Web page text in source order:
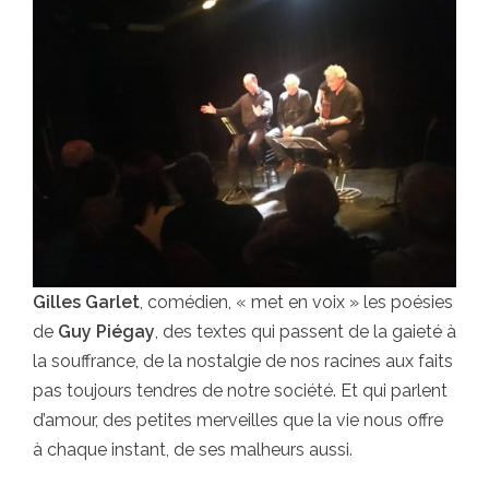
Gilles Garlet, comédien, « met en voix » les poésies
de Guy Piégay, des textes qui passent de la gaieté à
la souffrance, de la nostalgie de nos racines aux faits
pas toujours tendres de notre société. Et qui parlent
d’amour, des petites merveilles que la vie nous offre
à chaque instant, de ses malheurs aussi.